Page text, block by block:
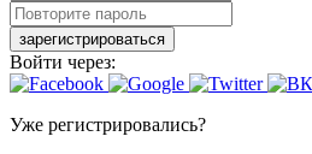
зарегистрироваться
Войти через:
Уже регистрировались?